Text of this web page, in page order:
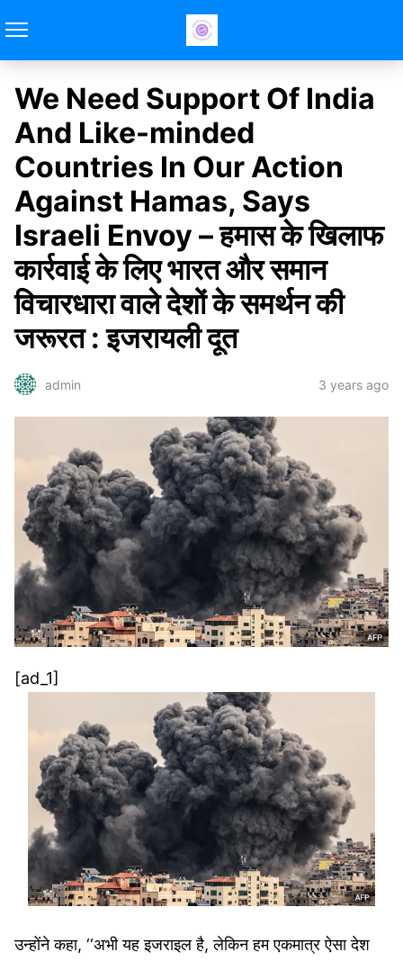
We Need Support Of India
And Like-minded
Countries In Our Action
Against Hamas, Says
Israeli Envoy – हमास के खिलाफ
कार्रवाई के लिए भारत और समान
विचारधारा वाले देशों के समर्थन की
जरूरत : इजरायली दूत
admin 3 years ago
[ad_1]
उन्होंने कहा, ‘‘अभी यह इजराइल है, लेकिन हम एकमात्र ऐसा देश